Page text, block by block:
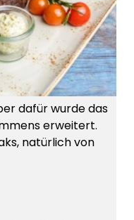
dafür wurde das
erweitert.
natürlich von